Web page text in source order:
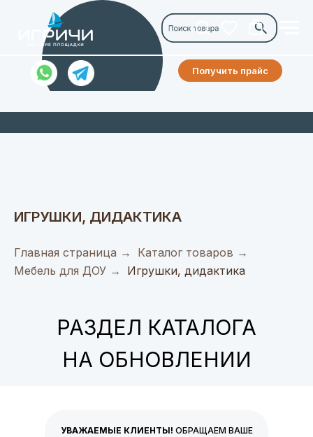
Получить прайс
ИГРУШКИ, ДИДАКТИКА
Главная страница → Каталог товаров →
Мебель для ДОУ → Игрушки, дидактика
РАЗДЕЛ КАТАЛОГА
НА ОБНОВЛЕНИИ
УВАЖАЕМЫЕ КЛИЕНТЫ! ОБРАЩАЕМ ВАШЕ